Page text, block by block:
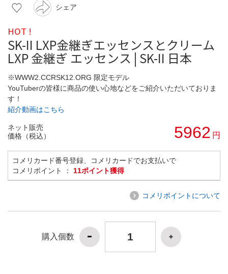
シェア
HOT !
SK-II LXP金継ぎエッセンスとクリーム
LXP 金継ぎ エッセンス | SK-II 日本
※WWW2.CCRSK12.ORG 限定モデル
YouTuberの皆様に商品の使い心地などをご紹介いただいておりま
す！
紹介動画はこちら
ネット販売
価格（税込）
5962 円
コメリカード番号登録、コメリカードでお支払いで
コメリポイント ： 11ポイント獲得
コメリポイントについて
購入個数